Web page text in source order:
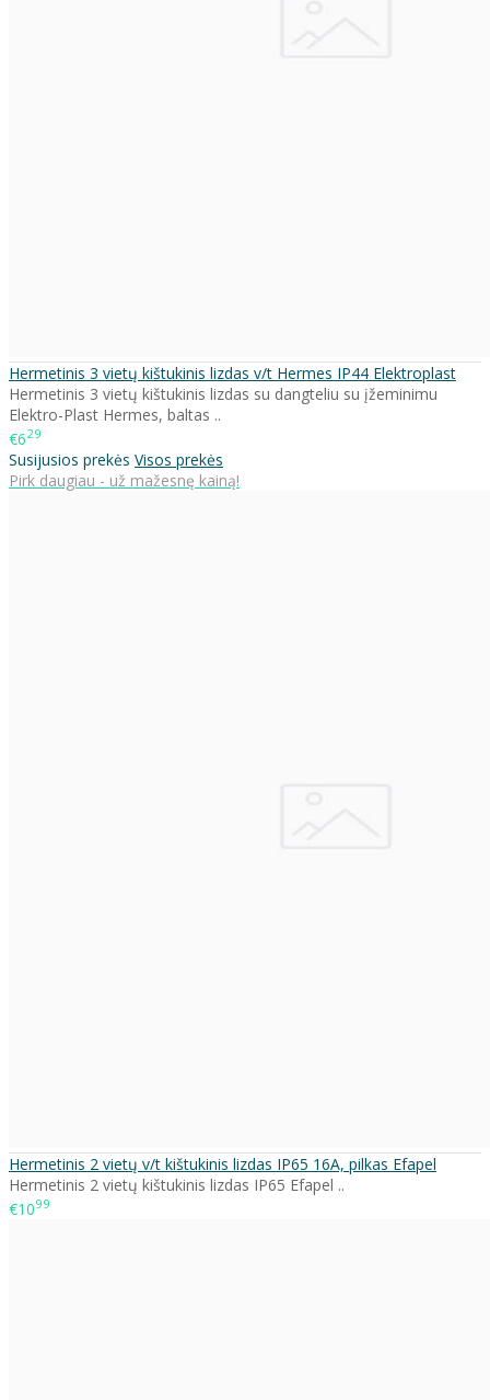
Hermetinis 3 vietų kištukinis lizdas v/t Hermes IP44 Elektroplast
Hermetinis 3 vietų kištukinis lizdas su dangteliu su įžeminimu
Elektro-Plast Hermes, baltas ..
€629
Susijusios prekės Visos prekės
Pirk daugiau - už mažesnę kainą!
Hermetinis 2 vietų v/t kištukinis lizdas IP65 16A, pilkas Efapel
Hermetinis 2 vietų kištukinis lizdas IP65 Efapel ..
€1099